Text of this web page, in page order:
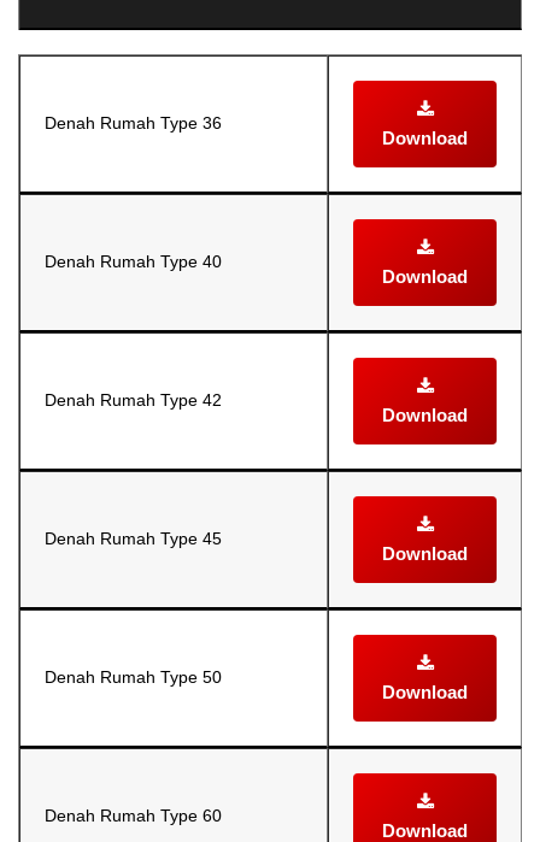
Denah Rumah Type 36
Download
Denah Rumah Type 40
Download
Denah Rumah Type 42
Download
Denah Rumah Type 45
Download
Denah Rumah Type 50
Download
Denah Rumah Type 60
Download